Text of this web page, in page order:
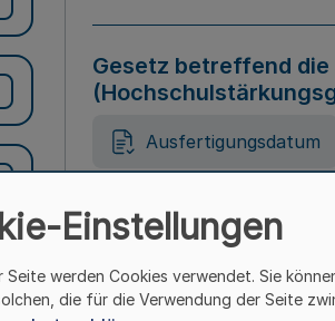
Gesetz betreffend
Ausfertigungsdatum
Gesetz zur
Ausfertigungsdatum
Einstellungen
Seite werden Cookies verwendet. Sie
die für die Verwendung der Seite